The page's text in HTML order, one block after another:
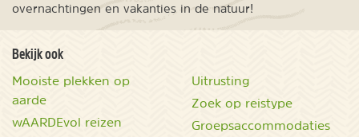
overnachtingen en vakanties in de natuur!
Bekijk ook
Mooiste plekken op
aarde
wAARDEvol reizen
Uitrusting
Zoek op reistype
Groepsaccommodaties